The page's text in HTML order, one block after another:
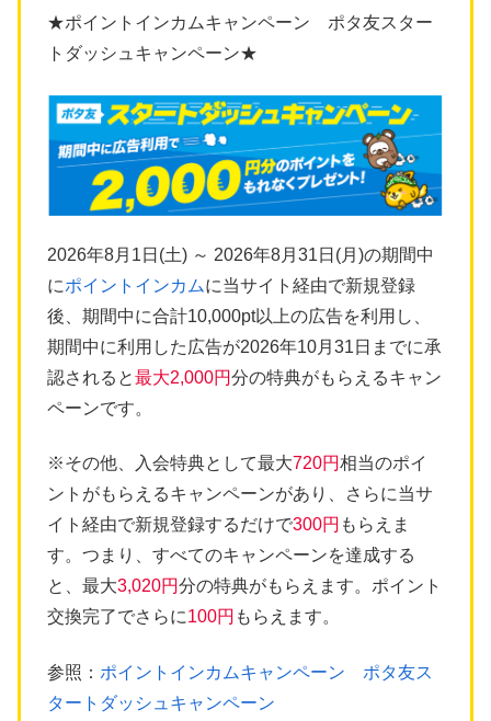
★ポイントインカムキャンペーン ポタ友スター
トダッシュキャンペーン★
2026年8月1日(土) ～ 2026年8月31日(月)の期間中
にポイントインカムに当サイト経由で新規登録
後、期間中に合計10,000pt以上の広告を利用し、
期間中に利用した広告が2026年10月31日までに承
認されると最大2,000円分の特典がもらえるキャン
ペーンです。
※その他、入会特典として最大720円相当のポイ
ントがもらえるキャンペーンがあり、さらに当サ
イト経由で新規登録するだけで300円 もらえま
す。つまり、すべてのキャンペーンを達成する
と、最大3,020円分の特典がもらえます。ポイント
交換完了でさらに100円 もらえます。
参照： ポイントインカムキャンペーン ポタ友ス
タートダッシュキャンペーン